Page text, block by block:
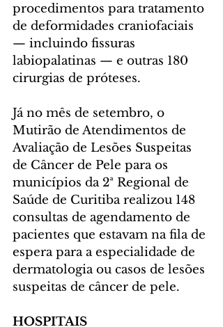
procedimentos para tratamento
de deformidades craniofaciais
— incluindo fissuras
labiopalatinas — e outras 180
cirurgias de próteses.
Já no mês de setembro, o
Mutirão de Atendimentos de
Avaliação de Lesões Suspeitas
de Câncer de Pele para os
municípios da 2ª Regional de
Saúde de Curitiba realizou 148
consultas de agendamento de
pacientes que estavam na fila de
espera para a especialidade de
dermatologia ou casos de lesões
suspeitas de câncer de pele.
HOSPITAIS